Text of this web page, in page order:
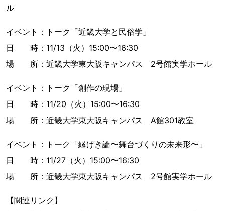
ル
イベント：トーク「近畿大学と民俗学」
日 時：11/13（火）15:00〜16:30
場 所：近畿大学東大阪キャンパス 2号館実学ホール
イベント：トーク「創作の現場」
日 時：11/20（火）15:00〜16:30
場 所：近畿大学東大阪キャンパス A館301教室
イベント：トーク「縁げき論〜舞台づくりの未来形〜」
日 時：11/27（火）15:00〜16:30
場 所：近畿大学東大阪キャンパス 2号館実学ホール
【関連リンク】